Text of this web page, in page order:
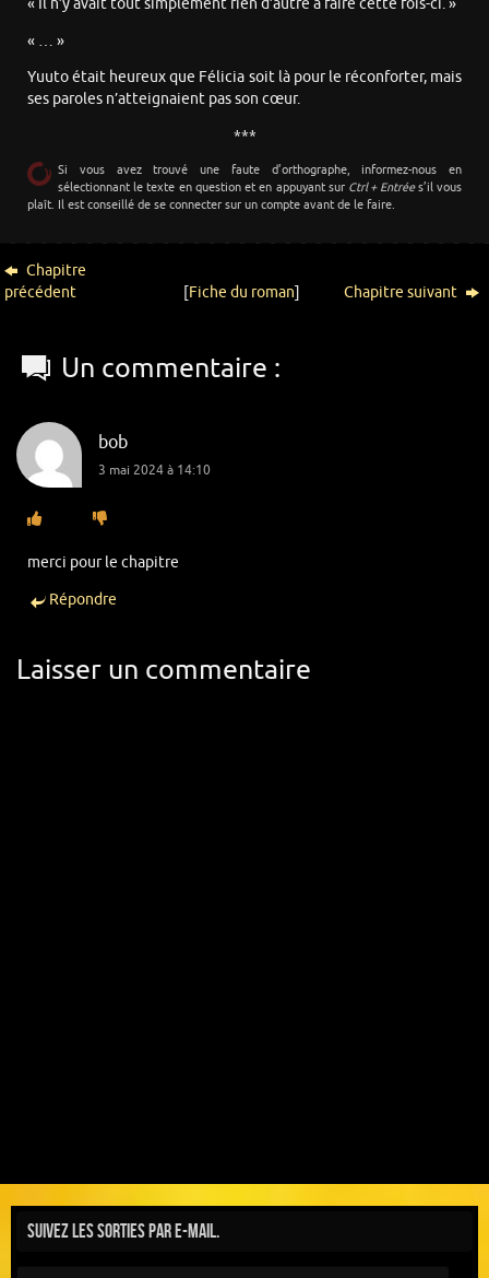
« Il n’y avait tout simplement rien d’autre à faire cette fois-ci. »
« … »
Yuuto était heureux que Félicia soit là pour le réconforter, mais
ses paroles n’atteignaient pas son cœur.
***
Si vous avez trouvé une faute d’orthographe, informez-nous en
sélectionnant le texte en question et en appuyant sur Ctrl + Entrées’il vous
plaît. Il est conseillé de se connecter sur un compte avant de le faire.
Chapitre
précédent
[Fiche du roman] Chapitre suivant
Un commentaire :
bob
3 mai 2024 à 14:10
merci pour le chapitre
Répondre
Laisser un commentaire
Suivez les sorties par e-mail.